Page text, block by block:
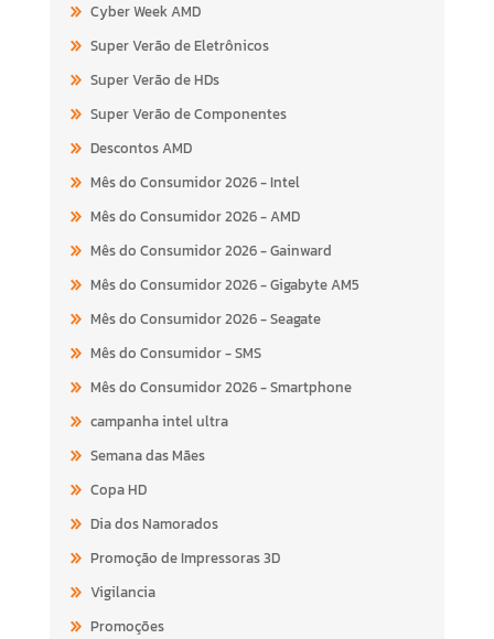
Cyber Week AMD
Super Verão de Eletrônicos
Super Verão de HDs
Super Verão de Componentes
Descontos AMD
Mês do Consumidor 2026 - Intel
Mês do Consumidor 2026 - AMD
Mês do Consumidor 2026 - Gainward
Mês do Consumidor 2026 - Gigabyte AM5
Mês do Consumidor 2026 - Seagate
Mês do Consumidor - SMS
Mês do Consumidor 2026 - Smartphone
campanha intel ultra
Semana das Mães
Copa HD
Dia dos Namorados
Promoção de Impressoras 3D
Vigilancia
Promoções